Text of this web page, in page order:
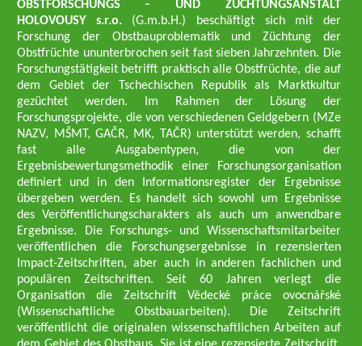
OBSTFORSCHUNGS - UND ZÜCHTUNGSANSTALT
HOLOVOUSY s.r.o. (G.m.b.H.) beschäftigt sich mit der
Forschung der Obstbauproblematik und Züchtung der
Obstfrüchte ununterbrochen seit fast sieben Jahrzehnten. Die
Forschungstätigkeit betrifft praktisch alle Obstfrüchte, die auf
dem Gebiet der Tschechischen Republik als Marktkultur
gezüchtet werden. Im Rahmen der Lösung der
Forschungsprojekte, die von verschiedenen Geldgebern (MZe
NAZV, MŠMT, GAČR, MK, TAČR) unterstützt werden, schafft
fast alle Ausgabentypen, die von der
Ergebnisbewertungsmethodik einer Forschungsorganisation
definiert und in den Informationsregister der Ergebnisse
übergeben werden. Es handelt sich sowohl um Ergebnisse
des Veröffentlichungscharakters als auch um anwendbare
Ergebnisse. Die Forschungs- und Wissenschaftsmitarbeiter
veröffentlichen die Forschungsergebnisse in rezensierten
Impact-Zeitschriften, aber auch in anderen fachlichen und
populären Zeitschriften. Seit 60 Jahren verlegt die
Organisation die Zeitschrift Vědecké práce ovocnářské
(Wissenschaftliche Obstbauarbeiten). Die Zeitschrift
veröffentlicht die originalen wissenschaftlichen Arbeiten auf